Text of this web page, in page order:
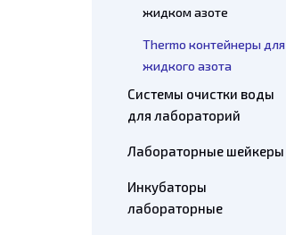
жидком азоте
Thermo контейнеры для
жидкого азота
Системы очистки воды
для лабораторий
Лабораторные шейкеры
Инкубаторы
лабораторные